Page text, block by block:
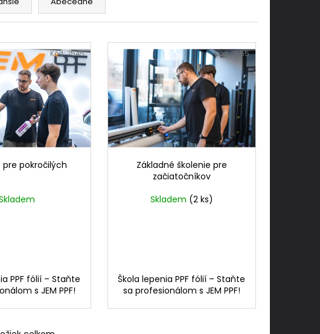
pre pokročilých
PPF fólií – Staňte
s JEM PPF!
Kód:7545
Základné školenie pre
začiatočníkov
Skladem (2 ks)
Škola lepenia PPF fólií – Staňte
sa profesionálom s JEM PPF!
Kód:7555